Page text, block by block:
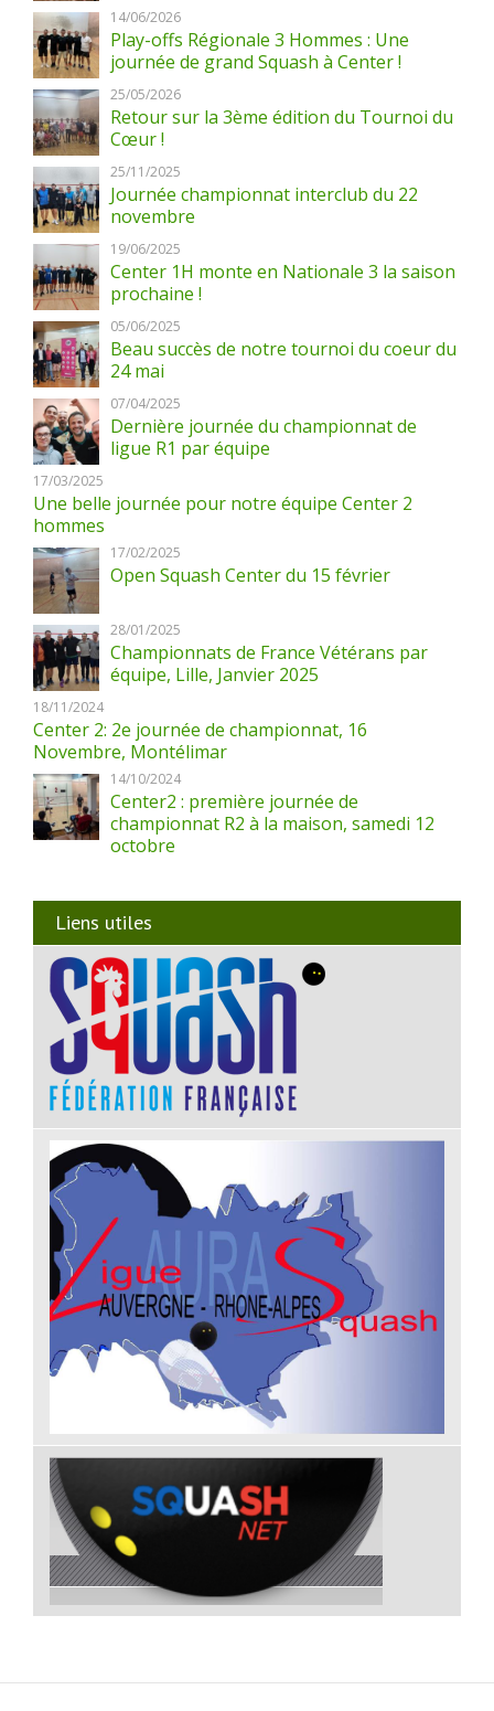
14/06/2026
Play-offs Régionale 3 Hommes : Une
journée de grand Squash à Center !
25/05/2026
Retour sur la 3ème édition du Tournoi du
Cœur !
25/11/2025
Journée championnat interclub du 22
novembre
19/06/2025
Center 1H monte en Nationale 3 la saison
prochaine !
05/06/2025
Beau succès de notre tournoi du coeur du
24 mai
07/04/2025
Dernière journée du championnat de
ligue R1 par équipe
17/03/2025
Une belle journée pour notre équipe Center 2
hommes
17/02/2025
Open Squash Center du 15 février
28/01/2025
Championnats de France Vétérans par
équipe, Lille, Janvier 2025
18/11/2024
Center 2: 2e journée de championnat, 16
Novembre, Montélimar
14/10/2024
Center2 : première journée de
championnat R2 à la maison, samedi 12
octobre
Liens utiles